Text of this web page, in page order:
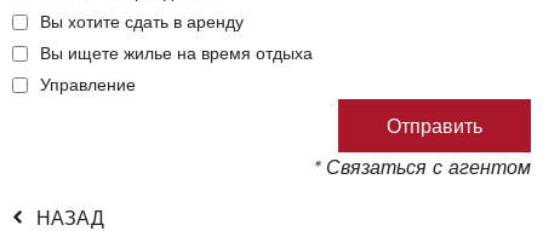
Вы хотите сдать в аренду
Вы ищете жилье на время отдыха
Управление
* Связаться с агентом
НАЗАД